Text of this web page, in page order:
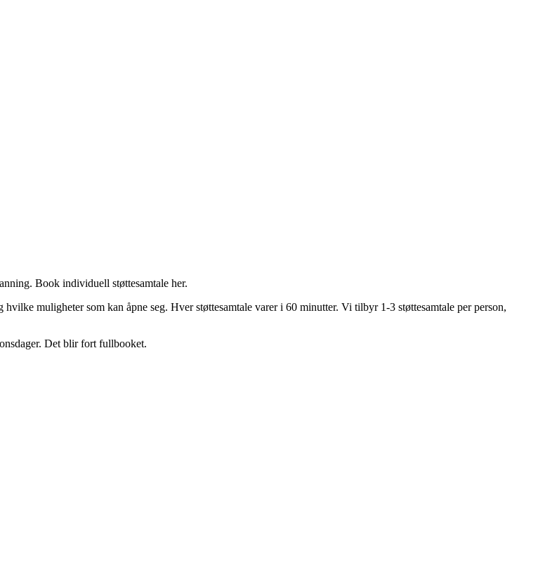
Book individuell støttesamtale her.
muligheter som kan åpne seg. Hver støttesamtale varer i 60 minutter. Vi tilbyr 1-3 støttesamtale per person,
Det blir fort fullbooket.